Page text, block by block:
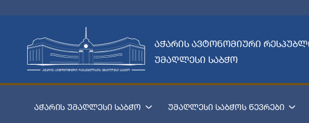
აჭარის ავტონომიური
უმაღლესი საბჭო
აჭარის უმაღლესი საბჭო უმაღლესი საბჭოს წევრები